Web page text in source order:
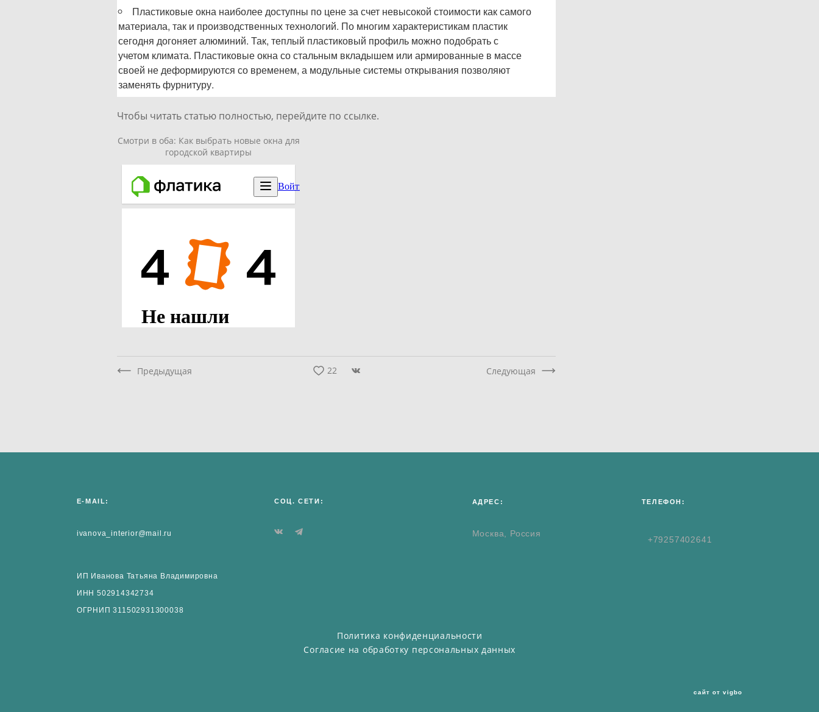
Пластиковые окна наиболее доступны по цене за счет невысокой стоимости как самого
материала, так и производственных технологий. По многим характеристикам пластик
сегодня догоняет алюминий. Так, теплый пластиковый профиль можно подобрать с
учетом климата. Пластиковые окна со стальным вкладышем или армированные в массе
своей не деформируются со временем, а модульные системы открывания позволяют
заменять фурнитуру.
Чтобы читать статью полностью, перейдите по ссылке.
Смотри в оба: Как выбрать новые окна для
городской квартиры
22
Предыдущая Следующая
E-MAIL:
ivanova_interior@mail.ru
СОЦ. СЕТИ: АДРЕС:
Москва, Россия
ТЕЛЕФОН:
+79257402641
ИП Иванова Татьяна Владимировна
ИНН 502914342734
ОГРНИП 311502931300038
Политика конфиденциальности
Согласие на обработку персональных данных
сайт от vigbo